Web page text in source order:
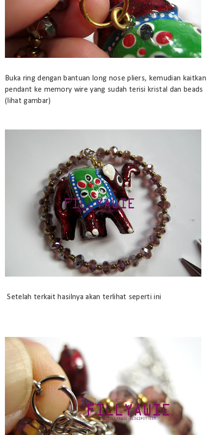
Buka ring dengan bantuan long nose pliers, kemudian kaitkan
pendant ke memory wire yang sudah terisi kristal dan beads
(lihat gambar)
Setelah terkait hasilnya akan terlihat seperti ini